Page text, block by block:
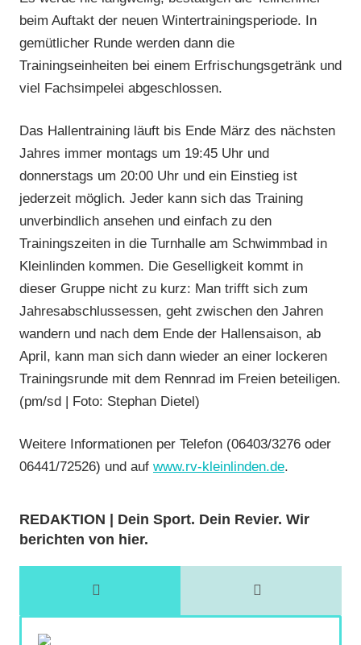
beim Auftakt der neuen Wintertrainingsperiode. In
gemütlicher Runde werden dann die
Trainingseinheiten bei einem Erfrischungsgetränk und
viel Fachsimpelei abgeschlossen.
Das Hallentraining läuft bis Ende März des nächsten
Jahres immer montags um 19:45 Uhr und
donnerstags um 20:00 Uhr und ein Einstieg ist
jederzeit möglich. Jeder kann sich das Training
unverbindlich ansehen und einfach zu den
Trainingszeiten in die Turnhalle am Schwimmbad in
Kleinlinden kommen. Die Geselligkeit kommt in
dieser Gruppe nicht zu kurz: Man trifft sich zum
Jahresabschlussessen, geht zwischen den Jahren
wandern und nach dem Ende der Hallensaison, ab
April, kann man sich dann wieder an einer lockeren
Trainingsrunde mit dem Rennrad im Freien beteiligen.
(pm/sd | Foto: Stephan Dietel)
Weitere Informationen per Telefon (06403/3276 oder
06441/72526) und auf www.rv-kleinlinden.de
REDAKTION | Dein Sport. Dein Revier. Wir
berichten von hier.